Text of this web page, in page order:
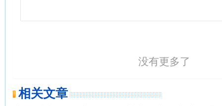
没有更多了
相关文章